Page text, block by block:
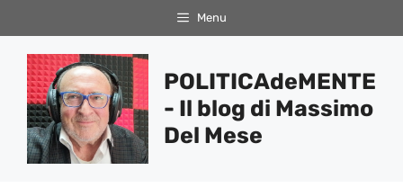
al
contenuto
Menu
POLITICAdeMENTE
- Il blog di Massimo
Del Mese